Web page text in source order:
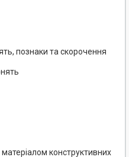
познаки та скорочення
конструктивних